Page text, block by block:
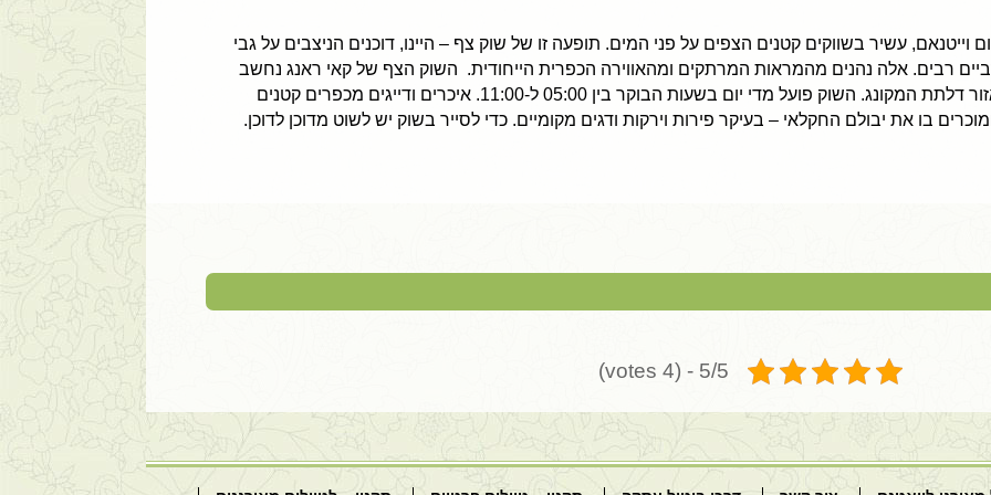
עשיר בשווקים קטנים הצפים על פני המים. תופעה זו של שוק צף – היינו, דוכנים הניצבים על גבי
רבים. אלה נהנים מהמראות המרתקים ומהאווירה הכפרית הייחודית. השוק הצף של קאי ראנג נחשב
לאחד מהשווקים הצפים היפים ביותר באזור דלתת המקונג. השוק פועל מדי יום בשעות הבוקר בין 05:00 ל-11:00. איכרים ודייגים מכפרים קטנים
בו את יבולם החקלאי – בעיקר פירות וירקות ודגים מקומיים. כדי לסייר בשוק יש לשוט מדוכן לדוכן.
את הטיול לחוויה מעשירה ומרתקת. ברצוני לציין במיוחד את המדריכה שלנו מירי שילה, אשר
לאורך כל התהליך, כל פנייה שלי טופלה במקצועיות ובמהירות וזכיתי למענה אדיב ומספק בכל
ואין לי ספק שזו לא תהיה האחרונה. אני ממליצה בחום על חברתכם לכל מי שמחפש טיול
בלתי נשכחת. בברכה ,
5/5 - (4 votes)